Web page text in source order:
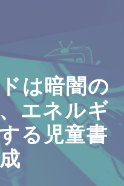
は暗闇の
エネルギ
る児童書